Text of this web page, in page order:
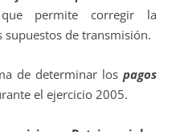
permite corregir la
de transmisión.
determinar los pagos
el ejercicio 2005.